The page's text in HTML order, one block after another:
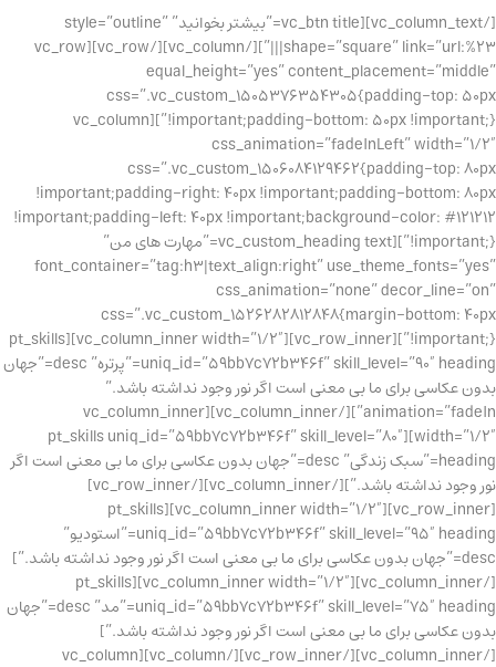
[/vc_column_text][vc_btn title=”بیشتر بخوانید” style=”outline”
shape=”square” link=”url:%23|||”][/vc_column][/vc_row][vc_row
equal_height=”yes” content_placement=”middle”
css=”.vc_custom_1505376354305{padding-top: 50px
!important;padding-bottom: 50px !important;}”][vc_column
css_animation=”fadeInLeft” width=”1/2″
css=”.vc_custom_1506084129462{padding-top: 80px
!important;padding-right: 40px !important;padding-bottom: 80px
!important;padding-left: 40px !important;background-color: #121212
!important;}”][vc_custom_heading text=”مهارت های من”
font_container=”tag:h3|text_align:right” use_theme_fonts=”yes”
css_animation=”none” decor_line=”on”
css=”.vc_custom_1526282812848{margin-bottom: 40px
!important;}”][vc_row_inner][vc_column_inner width=”1/2″][pt_skills
uniq_id=”59bb7c72b346f” skill_level=”90″ heading=”پرتره” desc=”جهان
بدون عکاسی برای ما بی معنی است اگر نور وجود نداشته باشد.”
animation=”fadeIn”][/vc_column_inner][vc_column_inner
width=”1/2″][pt_skills uniq_id=”59bb7c72b346f” skill_level=”80″
heading=”سبک زندگی” desc=”جهان بدون عکاسی برای ما بی معنی است اگر
نور وجود نداشته باشد.”][/vc_column_inner][/vc_row_inner]
[vc_row_inner][vc_column_inner width=”1/2″][pt_skills
uniq_id=”59bb7c72b346f” skill_level=”95″ heading=”استودیو”
desc=”جهان بدون عکاسی برای ما بی معنی است اگر نور وجود نداشته باشد.”]
[/vc_column_inner][vc_column_inner width=”1/2″][pt_skills
uniq_id=”59bb7c72b346f” skill_level=”75″ heading=”مد” desc=”جهان
بدون عکاسی برای ما بی معنی است اگر نور وجود نداشته باشد.”]
[/vc_column_inner][/vc_row_inner][/vc_column][vc_column